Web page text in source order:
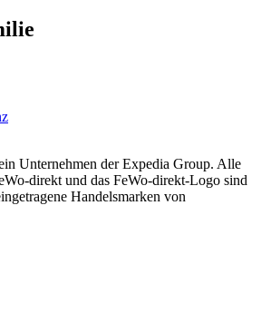
Unternehmen der Expedia Group. Alle
direkt und das FeWo-direkt-Logo sind
Handelsmarken von